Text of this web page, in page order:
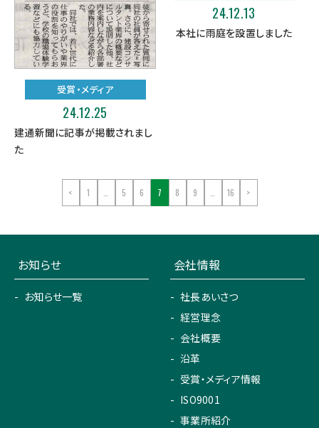
受賞・メディア
24.12.25
建通新聞に記事が掲載されまし
た
24.12.13
本社に雨庭を設置しました
< 1 5 6 7 8 9 16 >
お知らせ
お知らせ一覧
会社情報
社長あいさつ
経営理念
会社概要
沿革
受賞・メディア情報
ISO9001
事業所紹介